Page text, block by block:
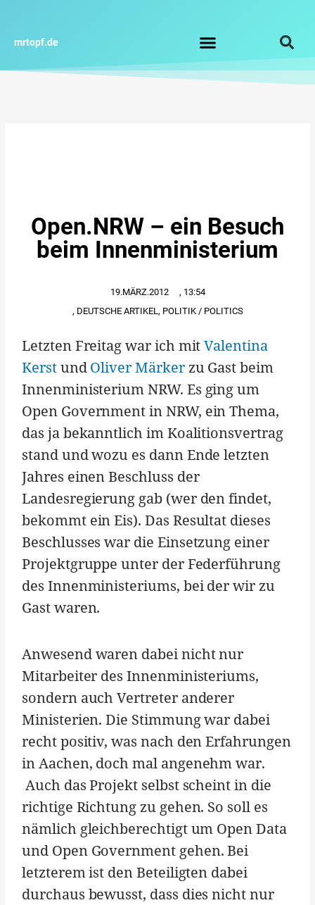
springen
mrtopf.de
Open.NRW – ein Besuch
beim Innenministerium
19.MÄRZ.2012 , 13:54
, DEUTSCHE ARTIKEL, POLITIK / POLITICS
Letzten Freitag war ich mitValentina
KerstundOliver Märkerzu Gast beim
Innenministerium NRW. Es ging um
Open Government in NRW, ein Thema,
das ja bekanntlich im Koalitionsvertrag
stand und wozu es dann Ende letzten
Jahres einen Beschluss der
Landesregierung gab (wer den findet,
bekommt ein Eis). Das Resultat dieses
Beschlusses war die Einsetzung einer
Projektgruppe unter der Federführung
des Innenministeriums, bei der wir zu
Gast waren.
Anwesend waren dabei nicht nur
Mitarbeiter des Innenministeriums,
sondern auch Vertreter anderer
Ministerien. Die Stimmung war dabei
recht positiv, was nach den Erfahrungen
in Aachen, doch mal angenehm war.
Auch das Projekt selbst scheint in die
richtige Richtung zu gehen. So soll es
nämlich gleichberechtigt um Open Data
und Open Government gehen. Bei
letzterem ist den Beteiligten dabei
durchaus bewusst, dass dies nicht nur